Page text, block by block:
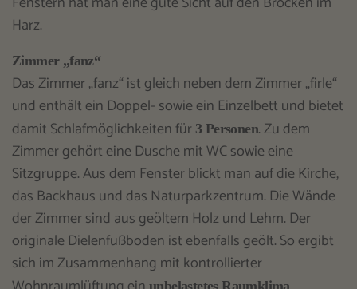
Harz.
Zimmer „fanz“
Das Zimmer „fanz“ ist gleich neben dem Zimmer „firle“
und enthält ein Doppel- sowie ein Einzelbett und bietet
damit Schlafmöglichkeiten für 3 Personen. Zu dem
Zimmer gehört eine Dusche mit WC sowie eine
Sitzgruppe. Aus dem Fenster blickt man auf die Kirche,
das Backhaus und das Naturparkzentrum. Die Wände
der Zimmer sind aus geöltem Holz und Lehm. Der
originale Dielenfußboden ist ebenfalls geölt. So ergibt
sich im Zusammenhang mit kontrollierter